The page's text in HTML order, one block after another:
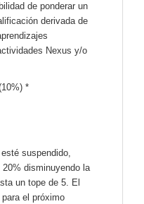
de ponderar un
derivada de
Nexus y/o
*
suspendido,
disminuyendo la
un tope de 5. El
el próximo